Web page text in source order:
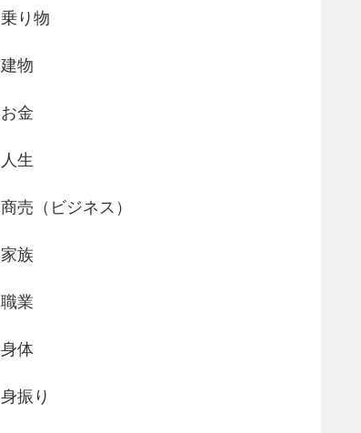
乗り物
建物
お金
人生
商売（ビジネス）
家族
職業
身体
身振り